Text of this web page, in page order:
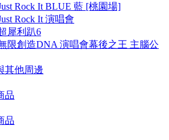
Rock It BLUE 藍 [桃園場]
Rock It 演唱會
犀利趴6
限創造DNA 演唱會幕後之王 主腦公
其他周邊
品
品